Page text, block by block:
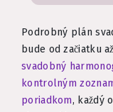
Podrobný plán
bude od začiatku
svadobný
kontrolným
poriadkom, každý